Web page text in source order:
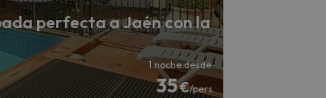
perfecta a Jaén con la
1 noche desde
35€/pers.